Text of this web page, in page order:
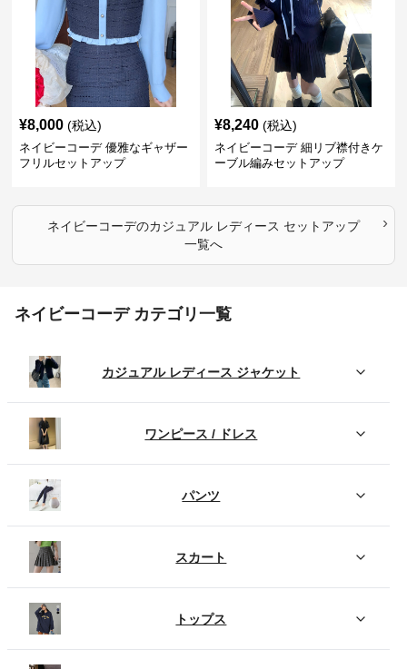
¥8,000 (税込)
ネイビーコーデ 優雅なギャザー
フリルセットアップ
¥8,240 (税込)
ネイビーコーデ 細リブ襟付きケ
ーブル編みセットアップ
ネイビーコーデのカジュアル レディース セットアップ
一覧へ
›
ネイビーコーデ カテゴリ一覧
カジュアル レディース ジャケット
ワンピース / ドレス
パンツ
スカート
トップス